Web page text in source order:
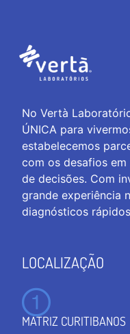
No Vertà
ÚNICA para
estabelecemos
com os desafios
de decisões. Com
grande experiência
diagnósticos
LOCALIZAÇÃO
MATRIZ CURITIBANOS